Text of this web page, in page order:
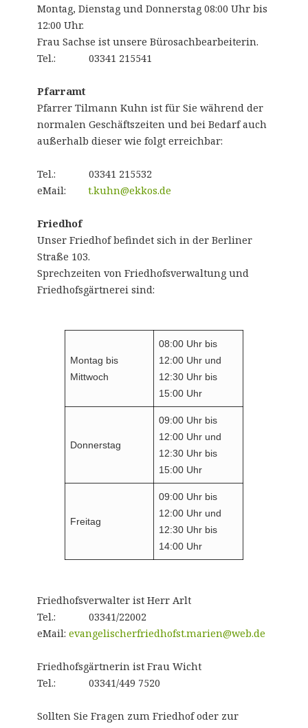
Montag, Dienstag und Donnerstag 08:00 Uhr bis
12:00 Uhr.
Frau Sachse ist unsere Bürosachbearbeiterin.
Tel.: 03341 215541
Pfarramt
Pfarrer Tilmann Kuhn ist für Sie während der
normalen Geschäftszeiten und bei Bedarf auch
außerhalb dieser wie folgt erreichbar:
Tel.: 03341 215532
eMail: t.kuhn@ekkos.de
Friedhof
Unser Friedhof befindet sich in der Berliner
Straße 103.
Sprechzeiten von Friedhofsverwaltung und
Friedhofsgärtnerei sind:
Montag bis
Mittwoch
08:00 Uhr bis
12:00 Uhr und
12:30 Uhr bis
15:00 Uhr
Donnerstag
09:00 Uhr bis
12:00 Uhr und
12:30 Uhr bis
15:00 Uhr
Freitag
09:00 Uhr bis
12:00 Uhr und
12:30 Uhr bis
14:00 Uhr
Friedhofsverwalter ist Herr Arlt
Tel.: 03341/22002
eMail: evangelischerfriedhofst.marien@web.de
Friedhofsgärtnerin ist Frau Wicht
Tel.: 03341/449 7520
Sollten Sie Fragen zum Friedhof oder zur